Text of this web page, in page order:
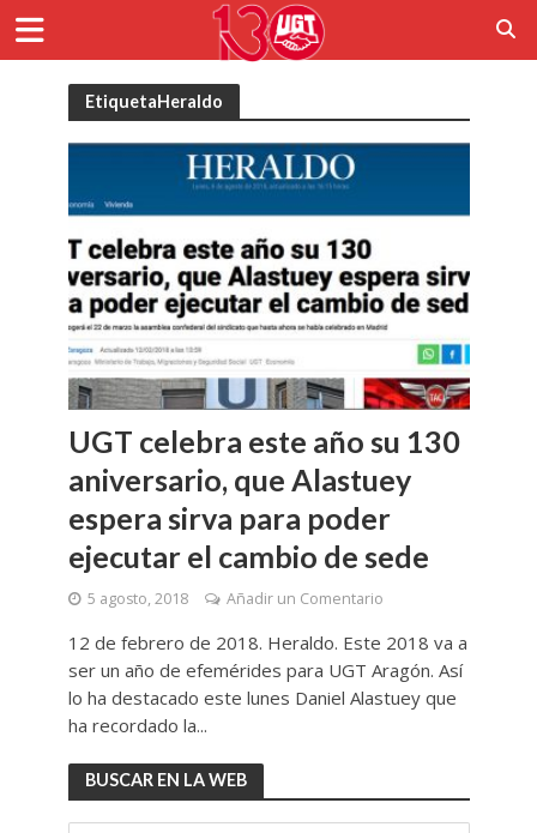
EtiquetaHeraldo
UGT celebra este año su 130
aniversario, que Alastuey
espera sirva para poder
ejecutar el cambio de sede
5 agosto, 2018 Añadir un Comentario
12 de febrero de 2018. Heraldo. Este 2018 va a
ser un año de efemérides para UGT Aragón. Así
lo ha destacado este lunes Daniel Alastuey que
ha recordado la...
BUSCAR EN LA WEB